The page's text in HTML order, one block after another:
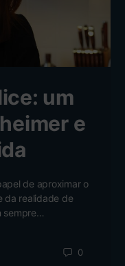
um
e
de aproximar o
da realidade de
sempre…
0